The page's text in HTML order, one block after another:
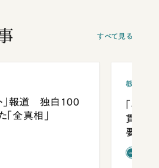
すべて見る
」報道 独白100
全真相」
教育
「早
貫校へ
要だっ